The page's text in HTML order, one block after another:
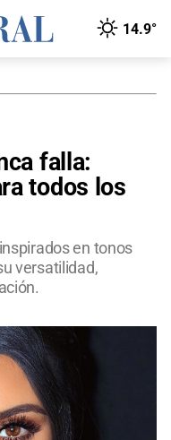
14.9°
falla:
todos los
en tonos
versatilidad,